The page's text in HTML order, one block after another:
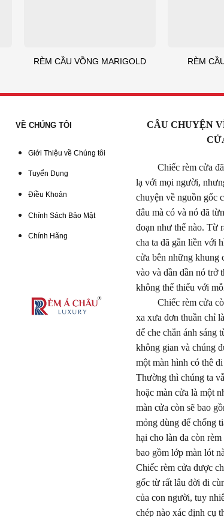
RÈM CẦU VỒNG MARIGOLD RÈM
VỀ CHÚNG TÔI
Giới Thiệu về Chúng tôi
Tuyển Dụng
Điều Khoản
Chính Sách Bảo Mật
Chính Hãng
CÂU CHUYỆN
Chiếc rèm cửa đã
lạ với mọi người,
chuyện về nguồn gốc
đâu mà có và nó đã
đoạn như thế nào. Từ
cha ta đã gắn liền với
cửa bên những khung
vào và dần dần nó trở
không thể thiếu với
Chiếc rèm cửa
xa xưa đơn thuần chỉ
để che chắn ánh sáng
không gian và chúng
một màn hình có thê
Thường thì chúng ta
hoặc màn cửa là một
màn cửa còn sẽ bao
mỏng dùng để chống
hại cho làn da còn
bao gồm lớp màn lót
Chiếc rèm cửa được
gốc từ rất lâu đời đi
của con người, tuy
chép nào xác định cụ